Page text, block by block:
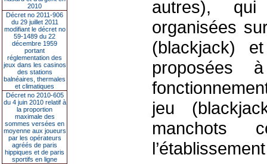
2010
Décret no 2011-906
du 29 juillet 2011
modifiant le décret no
59-1489 du 22
décembre 1959
portant
réglementation des
jeux dans les casinos
des stations
balnéaires, thermales
et climatiques
Décret no 2010-605
du 4 juin 2010 relatif à
la proportion
maximale des
sommes versées en
moyenne aux joueurs
par les opérateurs
agréés de paris
hippiques et de paris
sportifs en ligne
autres), qui
organisées
(blackjack)
jeu
manchots